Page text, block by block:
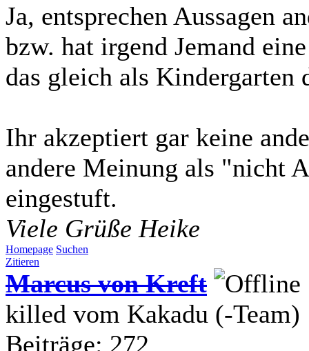
Ja, entsprechen Aussagen
bzw. hat irgend Jemand
das gleich als Kindergarten
Ihr akzeptiert gar keine
andere Meinung als "nicht
eingestuft.
Viele Grüße Heike
Homepage Suchen
Zitieren
Marcus von Kreft
killed vom Kakadu (-Team)
Beiträge: 272